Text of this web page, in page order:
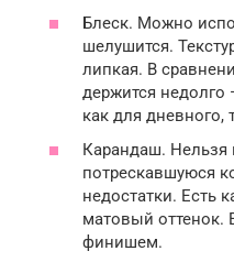
Блеск. Можно
шелушится.
липкая. В
держится недолго
как для дневного,
Карандаш. Нельзя
потрескавшуюся
недостатки. Есть
матовый оттенок.
финишем.